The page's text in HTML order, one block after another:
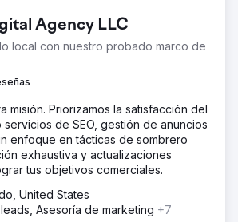
Agency LLC
local con nuestro probado marco de
misión. Priorizamos la satisfacción del
de SEO, gestión de anuncios
enfoque en tácticas de sombrero
exhaustiva y actualizaciones
tus objetivos comerciales.
United States
Asesoría de marketing +7